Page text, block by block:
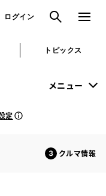
ログイン 検索 メニュ
トピックス
メニュー
定
クルマ情報